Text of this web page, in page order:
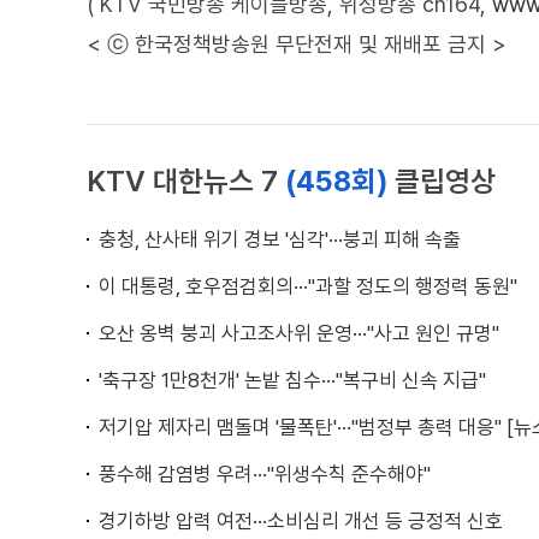
< ⓒ 한국정책방송원 무단전재 및 재배포 금지 >
KTV 대한뉴스 7 (458회) 클립영상
충청, 산사태 위기 경보 '심각'···붕괴 피해 속출
이 대통령, 호우점검회의···"과할 정도의 행정력 동원"
오산 옹벽 붕괴 사고조사위 운영···"사고 원인 규명"
'축구장 1만8천개' 논밭 침수···"복구비 신속 지급"
저기압 제자리 맴돌며 '물폭탄'···"범정부 총력 대응" [뉴
풍수해 감염병 우려···"위생수칙 준수해야"
경기하방 압력 여전···소비심리 개선 등 긍정적 신호